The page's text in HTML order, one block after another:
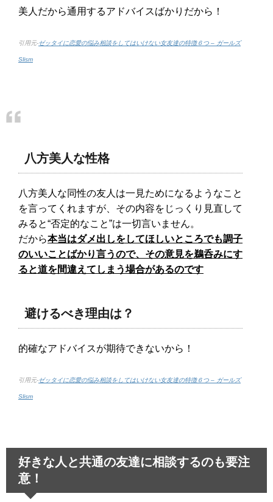
美人だから通用するアドバイスばかりだから！
引用元-ゼッタイに恋愛の悩み相談をしてはいけない女友達の特徴６つ – ガールズ
Slism
八方美人な性格
八方美人な同性の友人は一見ためになるようなこと
を言ってくれますが、その内容をじっくり見直して
みると“否定的なこと”は一切言いません。
だから本当はダメ出しをしてほしいところでも調子
のいいことばかり言うので、その意見を鵜呑みにす
ると道を間違えてしまう場合があるのです
避けるべき理由は？
的確なアドバイスが期待できないから！
引用元-ゼッタイに恋愛の悩み相談をしてはいけない女友達の特徴６つ – ガールズ
Slism
好きな人と共通の友達に相談するのも要注
意！